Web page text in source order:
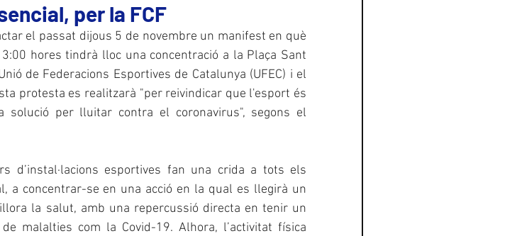
per la FCF
el passat dijous 5 de novembre un manifest en què
hores tindrà lloc una concentració a la Plaça Sant
de Federacions Esportives de Catalunya (UFEC) i el
protesta es realitzarà "per reivindicar que l'esport és
per lluitar contra el coronavirus", segons el
d’instal·lacions esportives fan una crida a tots els
a concentrar-se en una acció en la qual es llegirà un
la salut, amb una repercussió directa en tenir un
malalties com la Covid-19. Alhora, l’activitat física